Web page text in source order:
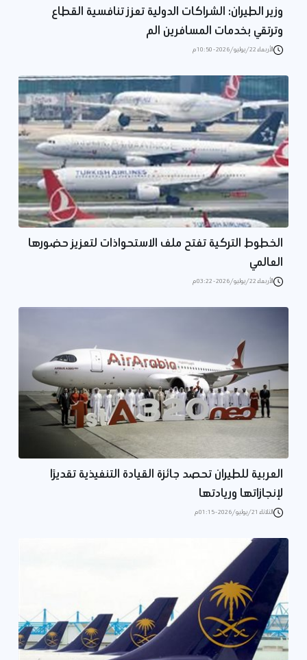
وزير الطيران: الشراكات الدولية تعزز تنافسية القطاع
وترتقي بخدمات المسافرين الم
الأربعاء 22/يوليو/2026 - 10:50 م
الخطوط التركية تفتح ملف الاستحواذات لتعزيز حضورها
العالمي
الأربعاء 22/يوليو/2026 - 03:22 م
العربية للطيران تحصد جائزة القيادة التنفيذية تقديرًا
لإنجازاتها وريادتها
الثلاثاء 21/يوليو/2026 - 01:15 م